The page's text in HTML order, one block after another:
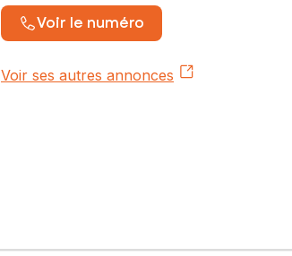
Voir le numéro
Voir ses autres annonces